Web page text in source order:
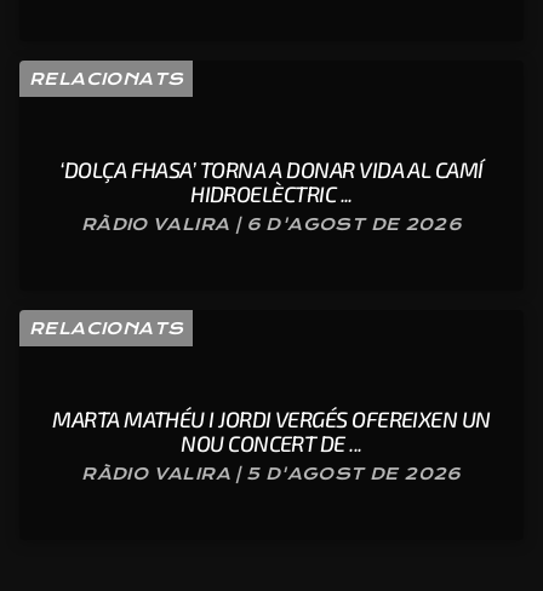
RELACIONATS
‘DOLÇA FHASA’ TORNA A DONAR VIDA AL CAMÍ
HIDROELÈCTRIC ...
RÀDIO VALIRA | 6 D'AGOST DE 2026
RELACIONATS
MARTA MATHÉU I JORDI VERGÉS OFEREIXEN UN
NOU CONCERT DE ...
RÀDIO VALIRA | 5 D'AGOST DE 2026